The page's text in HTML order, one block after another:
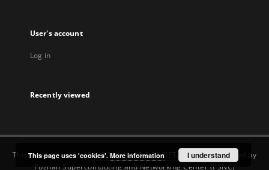
User's account
Log in
Recently viewed
This service runs onDInGO dLibra 6.3.22-BETA
software created by
Poznan Supercomputing and Networking Center (PSNC)
This page uses 'cookies'. More information I understand